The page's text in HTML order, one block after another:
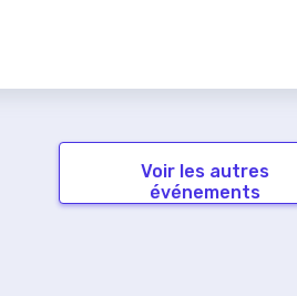
Voir les autres
événements